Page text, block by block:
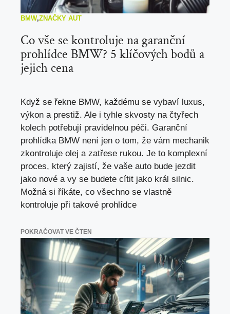
BMW,ZNAČKY AUT
Co vše se kontroluje na garanční
prohlídce BMW? 5 klíčových bodů a
jejich cena
Když se řekne BMW, každému se vybaví luxus,
výkon a prestiž. Ale i tyhle skvosty na čtyřech
kolech potřebují pravidelnou péči. Garanční
prohlídka BMW není jen o tom, že vám mechanik
zkontroluje olej a zatřese rukou. Je to komplexní
proces, který zajistí, že vaše auto bude jezdit
jako nové a vy se budete cítit jako král silnic.
Možná si říkáte, co všechno se vlastně
kontroluje při takové prohlídce
POKRAČOVAT VE ČTEN